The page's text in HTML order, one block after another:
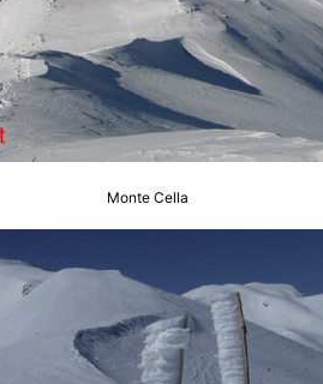
Monte Cella